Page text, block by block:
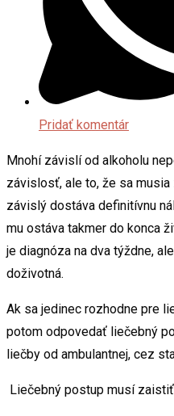
Pridať komentár
Mnohí závislí od alkoholu
závislosť, ale to, že sa
závislý dostáva definitívnu
mu ostáva takmer do konca
je diagnóza na dva týždne,
doživotná.
Ak sa jedinec rozhodne pre
potom odpovedať liečebný
liečby od ambulantnej, cez
Liečebný postup musí